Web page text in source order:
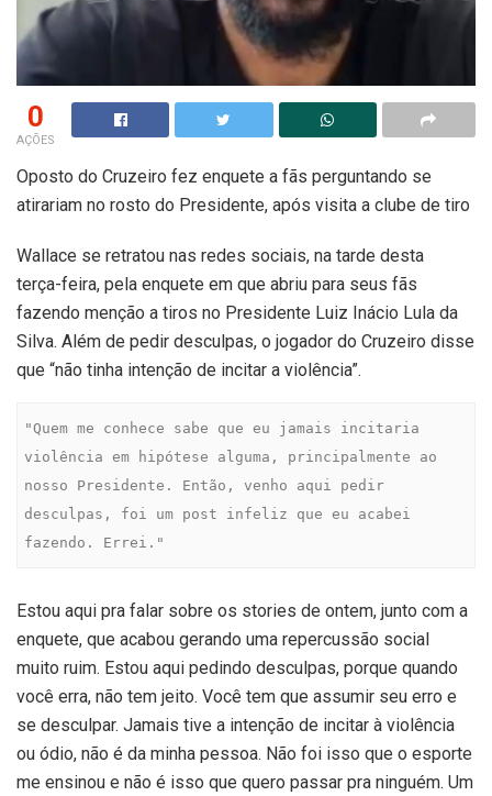
0
AÇÕES
Oposto do Cruzeiro fez enquete a fãs perguntando se
atirariam no rosto do Presidente, após visita a clube de tiro
Wallace se retratou nas redes sociais, na tarde desta
terça-feira, pela enquete em que abriu para seus fãs
fazendo menção a tiros no Presidente Luiz Inácio Lula da
Silva. Além de pedir desculpas, o jogador do Cruzeiro disse
que “não tinha intenção de incitar a violência”.
"Quem me conhece sabe que eu jamais incitaria
violência em hipótese alguma, principalmente ao
nosso Presidente. Então, venho aqui pedir
desculpas, foi um post infeliz que eu acabei
fazendo. Errei."
Estou aqui pra falar sobre os stories de ontem, junto com a
enquete, que acabou gerando uma repercussão social
muito ruim. Estou aqui pedindo desculpas, porque quando
você erra, não tem jeito. Você tem que assumir seu erro e
se desculpar. Jamais tive a intenção de incitar à violência
ou ódio, não é da minha pessoa. Não foi isso que o esporte
me ensinou e não é isso que quero passar pra ninguém. Um